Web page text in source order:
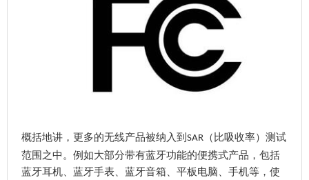
概括地讲，更多的无线产品被纳入到 SAR （比吸收率）测试
范围之中。例如大部分带有蓝牙功能的便携式产品，包括
蓝牙耳机、蓝牙手表、蓝牙音箱、平板电脑、手机等，使